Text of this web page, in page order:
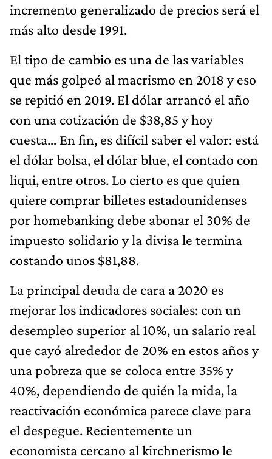
incremento generalizado de precios será el
más alto desde 1991.
El tipo de cambio es una de las variables
que más golpeó al macrismo en 2018 y eso
se repitió en 2019. El dólar arrancó el año
con una cotización de $38,85 y hoy
cuesta… En fin, es difícil saber el valor: está
el dólar bolsa, el dólar blue, el contado con
liqui, entre otros. Lo cierto es que quien
quiere comprar billetes estadounidenses
por homebanking debe abonar el 30% de
impuesto solidario y la divisa le termina
costando unos $81,88.
La principal deuda de cara a 2020 es
mejorar los indicadores sociales: con un
desempleo superior al 10%, un salario real
que cayó alrededor de 20% en estos años y
una pobreza que se coloca entre 35% y
40%, dependiendo de quién la mida, la
reactivación económica parece clave para
el despegue. Recientemente un
economista cercano al kirchnerismo le